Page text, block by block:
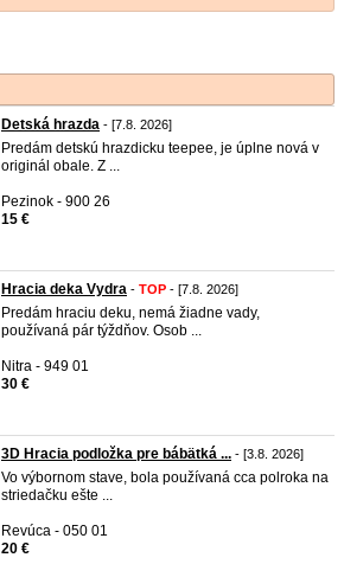
Detská hrazda - [7.8. 2026]
Predám detskú hrazdicku teepee, je úplne nová v
originál obale. Z ...
Pezinok - 900 26
15 €
Hracia deka Vydra - TOP - [7.8. 2026]
Predám hraciu deku, nemá žiadne vady,
používaná pár týždňov. Osob ...
Nitra - 949 01
30 €
3D Hracia podložka pre bábätká ... - [3.8. 2026]
Vo výbornom stave, bola používaná cca polroka na
striedačku ešte ...
Revúca - 050 01
20 €